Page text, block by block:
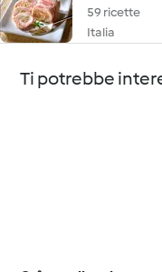
59 ricette
Italia
Ti potrebbe